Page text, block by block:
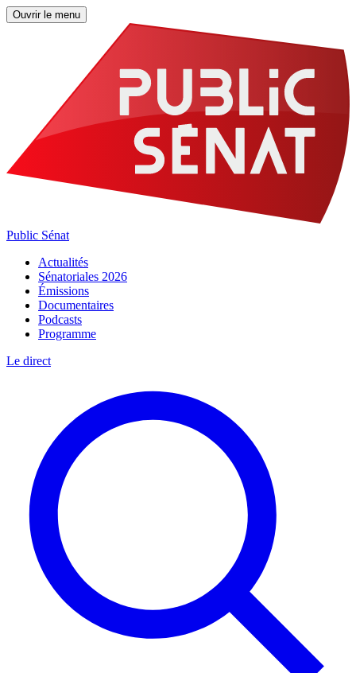
Ouvrir le menu
Public Sénat
Actualités
Sénatoriales 2026
Émissions
Documentaires
Podcasts
Programme
Le direct